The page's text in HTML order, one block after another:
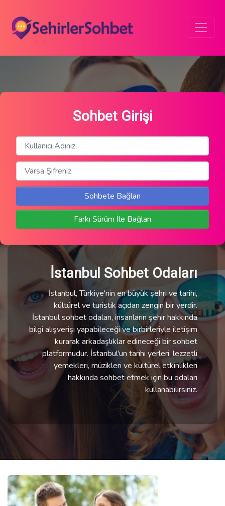
Sohbet Girişi
Sohbete Bağlan
Farkı Sürüm İle Bağlan
İstanbul Sohbet Odaları
İstanbul, Türkiye'nin en büyük şehri ve tarihi,
kültürel ve turistik açıdan zengin bir yerdir.
İstanbul sohbet odaları, insanların şehir hakkında
bilgi alışverişi yapabileceği ve birbirleriyle iletişim
kurarak arkadaşlıklar edineceği bir sohbet
platformudur. İstanbul'un tarihi yerleri, lezzetli
yemekleri, müzikleri ve kültürel etkinlikleri
hakkında sohbet etmek için bu odaları
kullanabilirsiniz.